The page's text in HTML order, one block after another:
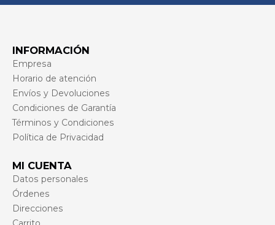
INFORMACIÓN
Empresa
Horario de atención
Envíos y Devoluciones
Condiciones de Garantía
Términos y Condiciones
Política de Privacidad
MI CUENTA
Datos personales
Órdenes
Direcciones